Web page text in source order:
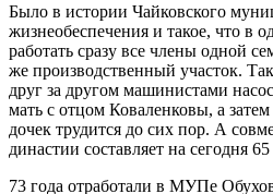
Было в истории Чайковского
жизнеобеспечения и такое, что
работать сразу все члены одной
же производственный участок.
друг за другом машинистами
мать с отцом Коваленковы, а
дочек трудится до сих пор. А
династии составляет на сегодня 65
73 года отработали в МУПе